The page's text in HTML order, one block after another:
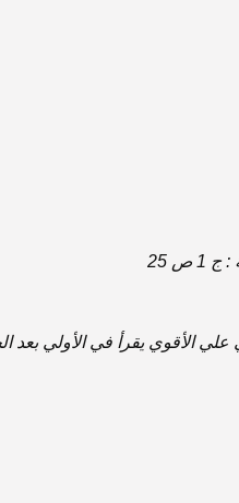
25
يقرأ ‌في‌ الأولي‌ ‌بعد‌